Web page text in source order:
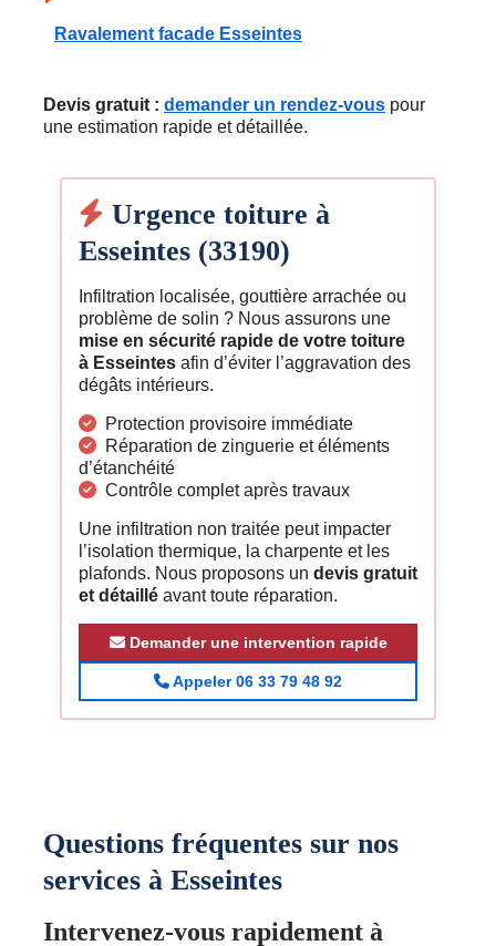
Ravalement facade Esseintes
Devis gratuit : demander un rendez-vous pour
une estimation rapide et détaillée.
Urgence toiture à
Esseintes (33190)
Infiltration localisée, gouttière arrachée ou
problème de solin ? Nous assurons une
mise en sécurité rapide de votre toiture
à Esseintes afin d’éviter l’aggravation des
dégâts intérieurs.
Protection provisoire immédiate
Réparation de zinguerie et éléments
d’étanchéité
Contrôle complet après travaux
Une infiltration non traitée peut impacter
l’isolation thermique, la charpente et les
plafonds. Nous proposons un devis gratuit
et détaillé avant toute réparation.
Demander une intervention rapide
Appeler 06 33 79 48 92
Questions fréquentes sur nos
services à Esseintes
Intervenez-vous rapidement à